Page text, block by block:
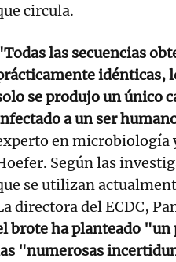
circula.
las secuencias
idénticas,
se produjo un único
a un ser
en microbiología
Según las
se utilizan
directora del ECDC,
brote ha planteado
"numerosas